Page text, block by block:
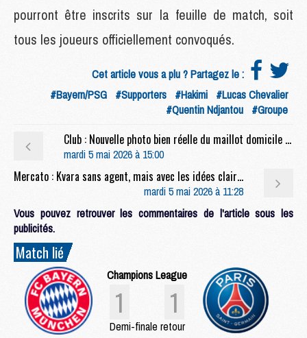
pourront être inscrits sur la feuille de match, soit
tous les joueurs officiellement convoqués.
Cet article vous a plu ? Partagez le :
#Bayern/PSG #Supporters #Hakimi #Lucas Chevalier
#Quentin Ndjantou #Groupe
Club : Nouvelle photo bien réelle du maillot domicile 2026/27 du PSG
mardi 5 mai 2026 à 15:00
Mercato : Kvara sans agent, mais avec les idées claires
mardi 5 mai 2026 à 11:28
Vous pouvez retrouver les commentaires de l'article sous les
publicités.
Match lié
Champions League
1 1
Demi-finale retour